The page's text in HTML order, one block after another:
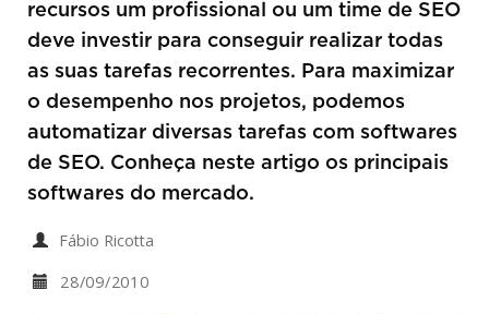
recursos um profissional ou um time de SEO
deve investir para conseguir realizar todas
as suas tarefas recorrentes. Para maximizar
o desempenho nos projetos, podemos
automatizar diversas tarefas com softwares
de SEO. Conheça neste artigo os principais
softwares do mercado.
Fábio Ricotta
28/09/2010